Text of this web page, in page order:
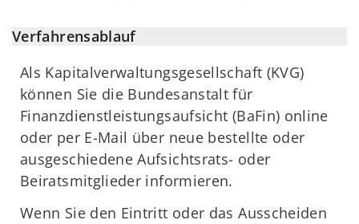
Verfahrensablauf
Als Kapitalverwaltungsgesellschaft (KVG)
können Sie die Bundesanstalt für
Finanzdienstleistungsaufsicht (BaFin) online
oder per E-Mail über neue bestellte oder
ausgeschiedene Aufsichtsrats- oder
Beiratsmitglieder informieren.
Wenn Sie den Eintritt oder das Ausscheiden